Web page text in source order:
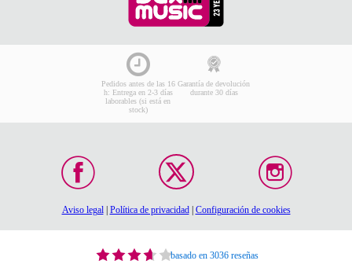
Pedidos antes de las 16
h: Entrega en 2-3 días
laborables (si está en
stock)
Garantía de devolución
durante 30 días
Aviso legal| Política de privacidad| Configuración de cookies
basado en 3036 reseñas